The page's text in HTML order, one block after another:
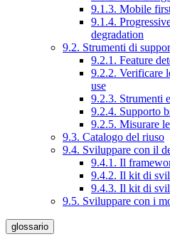
9.1.3. Mobile
9.1.4.
degradation
9.2. Strumenti di
9.2.1. Feature
9.2.2. Verificare
use
9.2.3. Strumenti
9.2.4. Supporto
9.2.5. Misurare
9.3. Catalogo del riuso
9.4. Sviluppare con il
9.4.1. Il
9.4.2. Il kit di
9.4.3. Il kit di
9.5. Sviluppare con i
glossario